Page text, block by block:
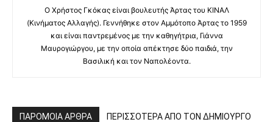
Ο Χρήστος Γκόκας είναι βουλευτής Άρτας του ΚΙΝΑΛ
(Κινήματος Αλλαγής). Γεννήθηκε στον Αμμότοπο Άρτας το 1959
και είναι παντρεμένος με την καθηγήτρια, Γιάννα
Μαυρογιώργου, με την οποία απέκτησε δύο παιδιά, την
Βασιλική και τον Ναπολέοντα.
ΠΑΡΟΜΟΙΑ ΑΡΘΡΑ ΠΕΡΙΣΣΟΤΕΡΑ ΑΠΟ ΤΟΝ ΔΗΜΙΟΥΡΓΟ